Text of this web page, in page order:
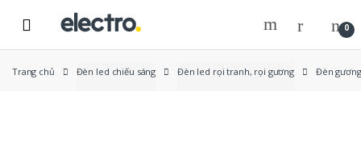
navigation
content
0
Trang chủ Đèn led chiếu sáng Đèn led rọi tranh, rọi gương Đèn